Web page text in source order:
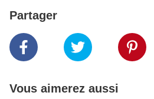
Partager
Vous aimerez aussi